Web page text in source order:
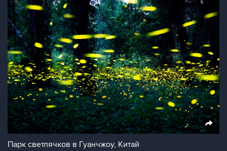
Парк светлячков в Гуанчжоу, Китай